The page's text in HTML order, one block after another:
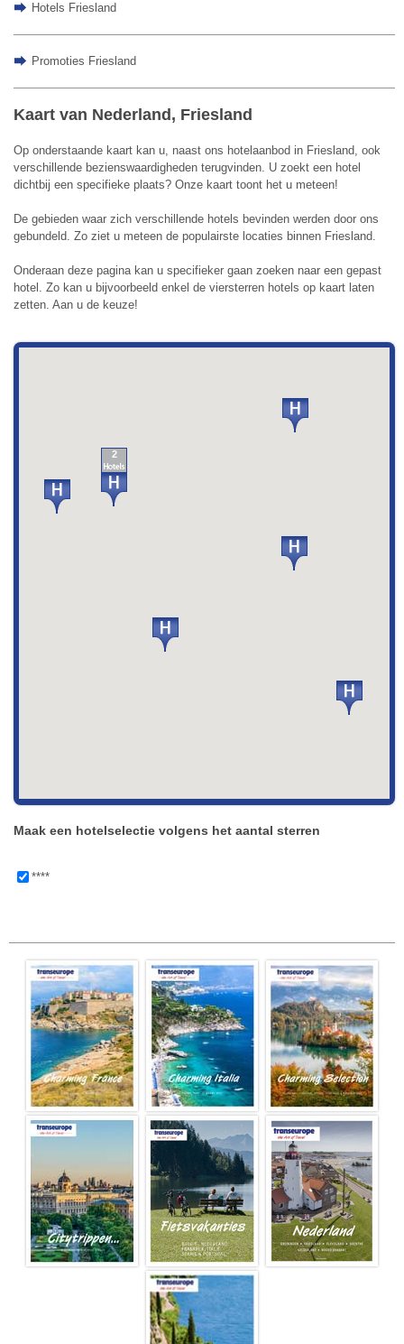
Hotels Friesland
Promoties Friesland
Kaart van Nederland, Friesland
Op onderstaande kaart kan u, naast ons hotelaanbod in Friesland, ook
verschillende bezienswaardigheden terugvinden. U zoekt een hotel
dichtbij een specifieke plaats? Onze kaart toont het u meteen!
De gebieden waar zich verschillende hotels bevinden werden door ons
gebundeld. Zo ziet u meteen de populairste locaties binnen Friesland.
Onderaan deze pagina kan u specifieker gaan zoeken naar een gepast
hotel. Zo kan u bijvoorbeeld enkel de viersterren hotels op kaart laten
zetten. Aan u de keuze!
2
Maak een hotelselectie volgens het aantal sterren
****